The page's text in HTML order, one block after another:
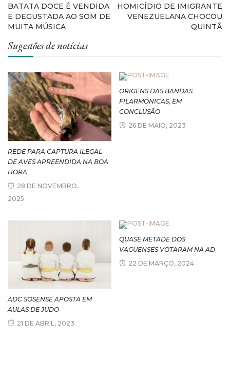
BATATA DOCE É VENDIDA
E DEGUSTADA AO SOM DE
MUITA MÚSICA
HOMICÍDIO DE IMIGRANTE
VENEZUELANA CHOCOU
QUINTÃ
Sugestões de notícias
REDE PARA CAPTURA ILEGAL
DE AVES APREENDIDA NA BOA
HORA
28 DE NOVEMBRO,
2025
ORIGENS DAS BANDAS
FILARMÓNICAS, EM
CONCLUSÃO
26 DE MAIO, 2023
ADC SOSENSE APOSTA EM
AULAS DE JUDO
21 DE ABRIL, 2023
QUASE METADE DOS
VAGUENSES VOTARAM NA AD
22 DE MARÇO, 2024